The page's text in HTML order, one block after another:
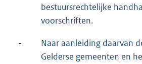
bestuursrechtelijke
voorschriften.
-
Naar aanleiding daarvan
Gelderse gemeenten en